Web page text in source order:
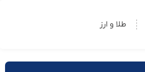
طلا و ارز